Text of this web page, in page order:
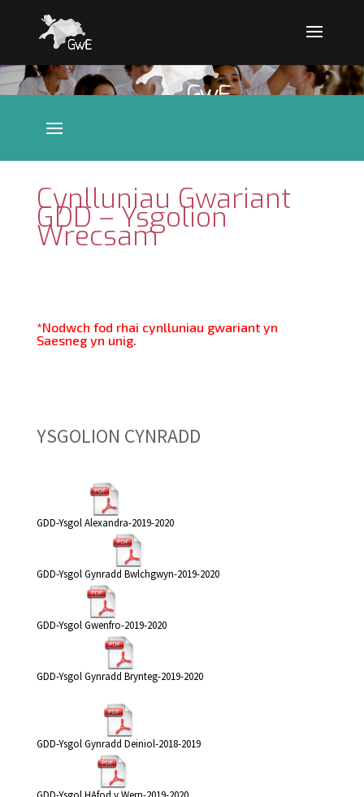
Cynlluniau Gwariant
GDD – Ysgolion
Wrecsam
*Nodwch fod rhai cynlluniau gwariant yn
Saesneg yn unig.
YSGOLION CYNRADD
GDD-Ysgol Alexandra-2019-2020
GDD-Ysgol Gynradd Bwlchgwyn-2019-2020
GDD-Ysgol Gwenfro-2019-2020
GDD-Ysgol Gynradd Brynteg-2019-2020
GDD-Ysgol Gynradd Deiniol-2018-2019